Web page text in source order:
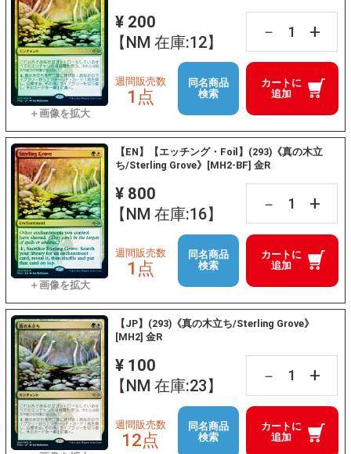
¥ 200
【NM 在庫:12】
－ +
カートに
追加
週間販売数
1点
同名商品
検索
【EN】【エッチング・Foil】(293)《真の木立
ち/Sterling Grove》[MH2-BF] 金R
¥ 800
【NM 在庫:16】
－ +
カートに
追加
週間販売数
1点
同名商品
検索
【JP】(293)《真の木立ち/Sterling Grove》
[MH2] 金R
¥ 100
【NM 在庫:23】
－ +
カートに
追加
週間販売数
12点
同名商品
検索